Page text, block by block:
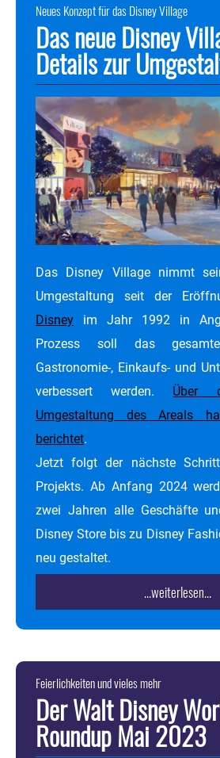
Neues Konzept für das Disney Village
Das neue Disney
Details zur
Das Disney Village nimmt
Umgestaltung seit der
Disney im Jahr 1992 in
Prozess soll das
Gastronomie-, Einkaufs- und
verbessert werden. Über
Umgestaltung des Areals
berichtet.
Jetzt folgt der nächste
Projekts. Ab Anfang 2024
zwei Jahren alle Geschäfte
Disney Store bis zu Disney
neu gestaltet.
...weiterlesen...
Feierlichkeiten und vieles mehr
Der Walt Disney
Roundup Mai 2023